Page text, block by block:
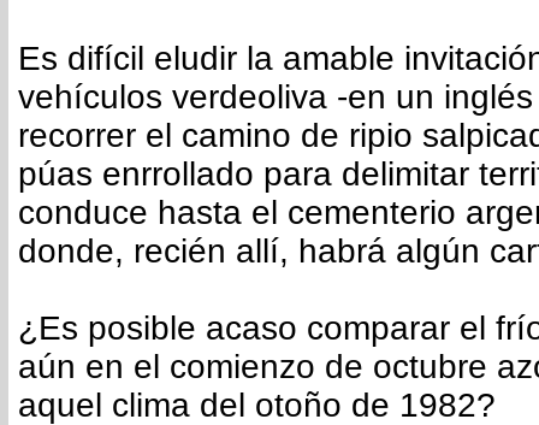
Es difícil eludir la amable
vehículos verdeoliva -en un
recorrer el camino de ripio
púas enrrollado para delimitar
conduce hasta el cementerio
donde, recién allí, habrá algún
¿Es posible acaso comparar el
aún en el comienzo de octubre
aquel clima del otoño de 1982?